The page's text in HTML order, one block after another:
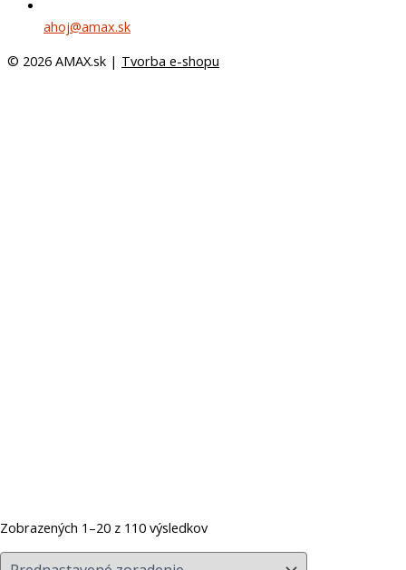
Zobrazených 1–20 z 110 výsledkov
ahoj@amax.sk
© 2026 AMAX.sk | Tvorba e-shopu